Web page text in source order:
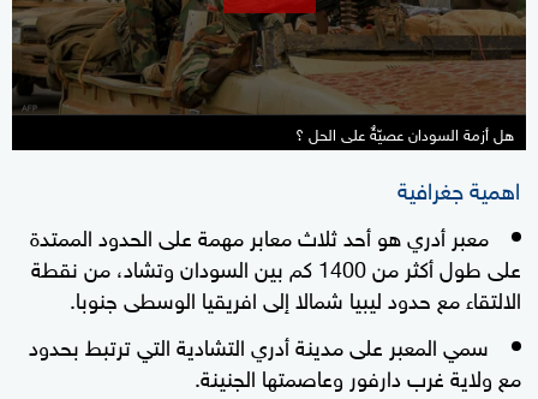
seconds
هل أزمة السودان عصيّةٌ على الحل ؟
اهمية جغرافية
معبر أدري هو أحد ثلاث معابر مهمة على الحدود الممتدة
على طول أكثر من 1400 كم بين السودان وتشاد، من نقطة
الالتقاء مع حدود ليبيا شمالا إلى افريقيا الوسطى جنوبا.
سمي المعبر على مدينة أدري التشادية التي ترتبط بحدود
مع ولاية غرب دارفور وعاصمتها الجنينة.